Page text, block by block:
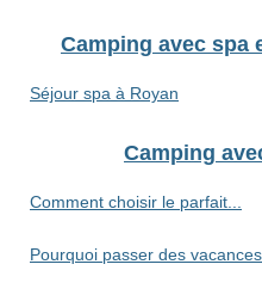
Camping avec spa
Séjour spa à Royan
Camping
Comment choisir le parfait...
Pourquoi passer des